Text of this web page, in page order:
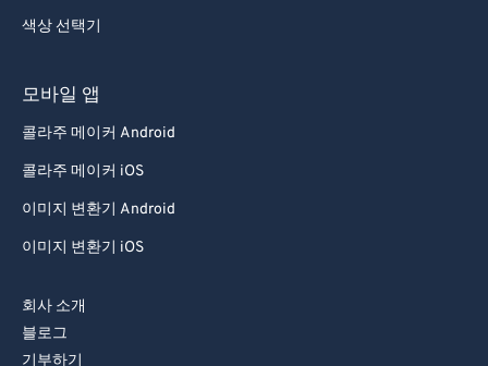
색상 선택기
모바일 앱
콜라주 메이커 Android
콜라주 메이커 iOS
이미지 변환기 Android
이미지 변환기 iOS
회사 소개
블로그
기부하기